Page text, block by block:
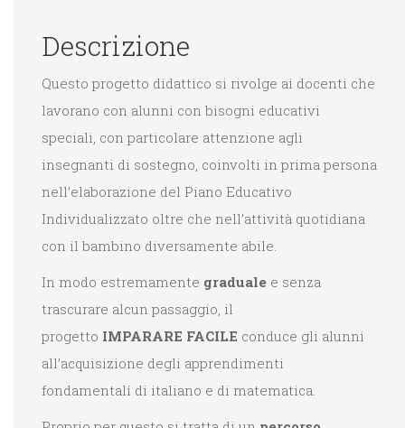
Descrizione
Questo progetto didattico si rivolge ai docenti che
lavorano con alunni con bisogni educativi
speciali, con particolare attenzione agli
insegnanti di sostegno, coinvolti in prima persona
nell’elaborazione del Piano Educativo
Individualizzato oltre che nell’attività quotidiana
con il bambino diversamente abile.
In modo estremamente graduale e senza
trascurare alcun passaggio, il
progetto IMPARARE FACILE conduce gli alunni
all’acquisizione degli apprendimenti
fondamentali di italiano e di matematica.